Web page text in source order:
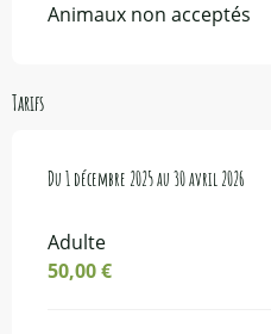
Animaux non acceptés
Tarifs
Du 1 décembre 2025au 30 avril 2026
Du 1 décembre 2025au 30 avril 2026
Adulte
50,00 €